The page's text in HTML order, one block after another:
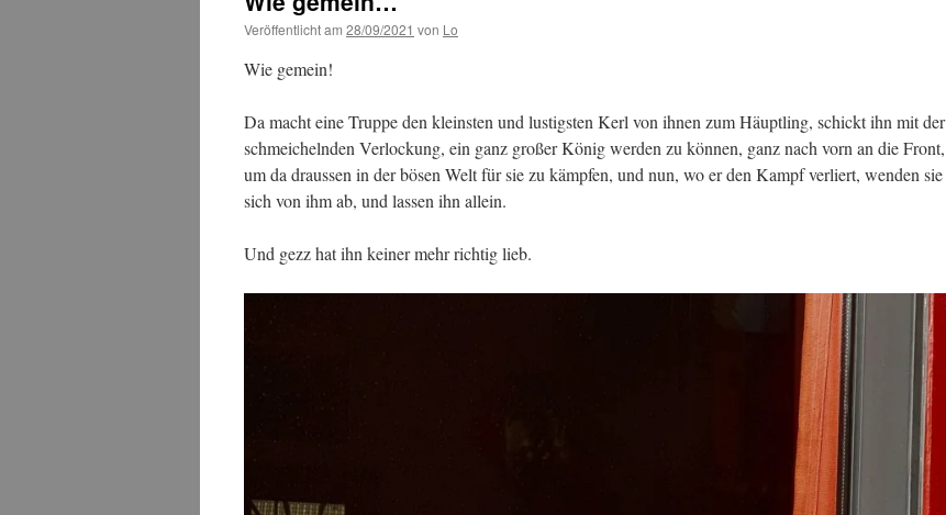
Veröffentlicht am 28/09/2021 von Lo
Wie gemein!
Da macht eine Truppe den kleinsten und lustigsten Kerl von ihnen zum Häuptling, schickt ihn mit der
schmeichelnden Verlockung, ein ganz großer König werden zu können, ganz nach vorn an die Front,
um da draussen in der bösen Welt für sie zu kämpfen, und nun, wo er den Kampf verliert, wenden sie
sich von ihm ab, und lassen ihn allein.
Und gezz hat ihn keiner mehr richtig lieb.